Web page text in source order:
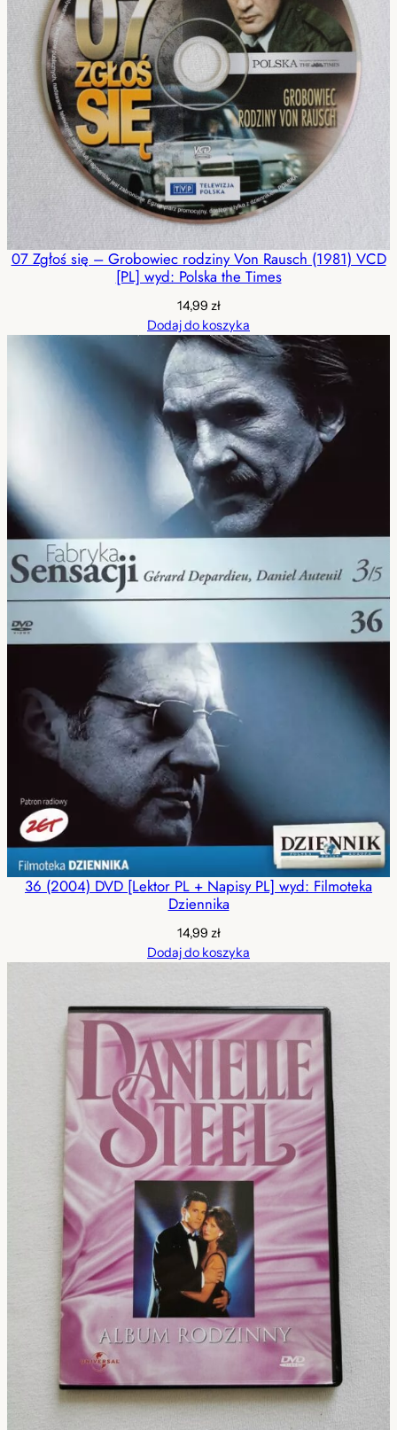
07 Zgłoś się – Grobowiec rodziny Von Rausch (1981) VCD
[PL] wyd: Polska the Times
14,99 zł
Dodaj do koszyka
36 (2004) DVD [Lektor PL + Napisy PL] wyd: Filmoteka
Dziennika
14,99 zł
Dodaj do koszyka